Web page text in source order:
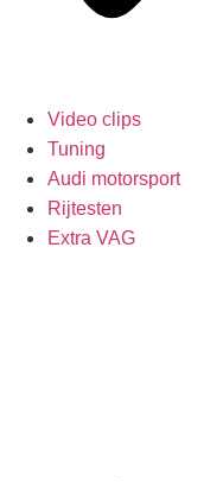
Video clips
Tuning
Audi motorsport
Rijtesten
Extra VAG